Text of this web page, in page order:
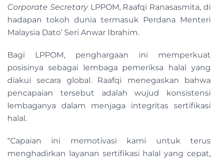
Corporate SecretaryLPPOM, Raafqi Ranasasmita, di
hadapan tokoh dunia termasuk Perdana Menteri
Malaysia Dato’ Seri Anwar Ibrahim.
Bagi LPPOM, penghargaan ini memperkuat
posisinya sebagai lembaga pemeriksa halal yang
diakui secara global. Raafqi menegaskan bahwa
pencapaian tersebut adalah wujud konsistensi
lembaganya dalam menjaga integritas sertifikasi
halal.
“Capaian ini memotivasi kami untuk terus
menghadirkan layanan sertifikasi halal yang cepat,